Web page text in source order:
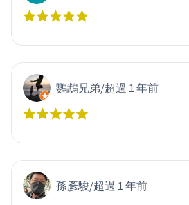
鸚鵡兄弟/超過 1 年前
孫彥駿/超過 1 年前